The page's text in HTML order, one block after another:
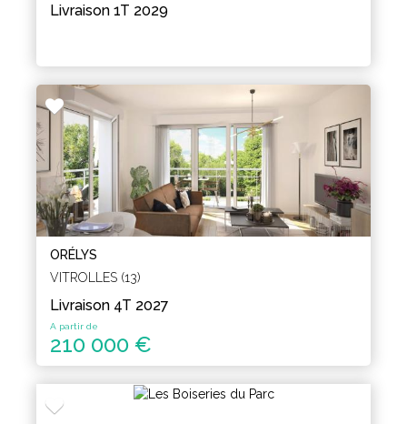
Livraison 1T 2029
ORÉLYS
VITROLLES (13)
Livraison 4T 2027
A partir de
210 000 €